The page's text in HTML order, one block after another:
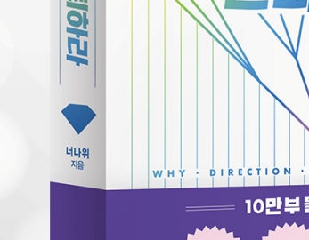
그릇을 키우고 싶다면
시작이자 끝
람을 모아라